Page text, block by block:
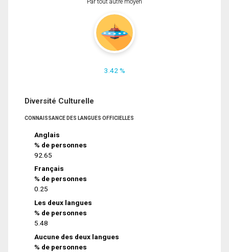
Par tout autre moyen
3.42 %
Diversité Culturelle
CONNAISSANCE DES LANGUES OFFICIELLES
Anglais
% de personnes
92.65
Français
% de personnes
0.25
Les deux langues
% de personnes
5.48
Aucune des deux langues
% de personnes